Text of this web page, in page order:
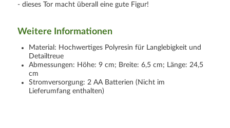
- dieses Tor macht überall eine gute Figur!
Weitere Informationen
Material: Hochwertiges Polyresin für Langlebigkeit und
Detailtreue
Abmessungen: Höhe: 9 cm; Breite: 6,5 cm; Länge: 24,5
cm
Stromversorgung: 2 AA Batterien (Nicht im
Lieferumfang enthalten)